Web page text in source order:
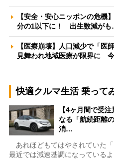
【安全・安心ニッポンの危機
分の1以下に！ 出生数減が
【医療崩壊】人口減少で「医
見舞われ地域医療が限界に
快適クルマ生活 乗って
【4ヶ月間で受
なる「航続距離
消…
あれほどもてはやされていた「
最近では減速基調になっている